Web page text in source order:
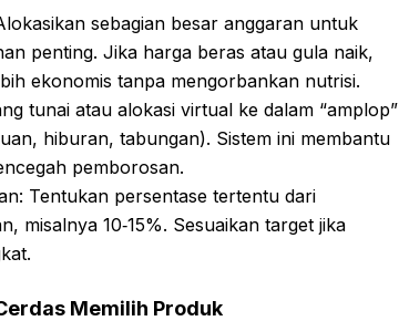
sebagian besar anggaran untuk
penting. Jika harga beras atau gula naik,
ekonomis tanpa mengorbankan nutrisi.
tunai atau alokasi virtual ke dalam “amplop”
hiburan, tabungan). Sistem ini membantu
pemborosan.
Tentukan persentase tertentu dari
misalnya 10‑15%. Sesuaikan target jika
Memilih Produk